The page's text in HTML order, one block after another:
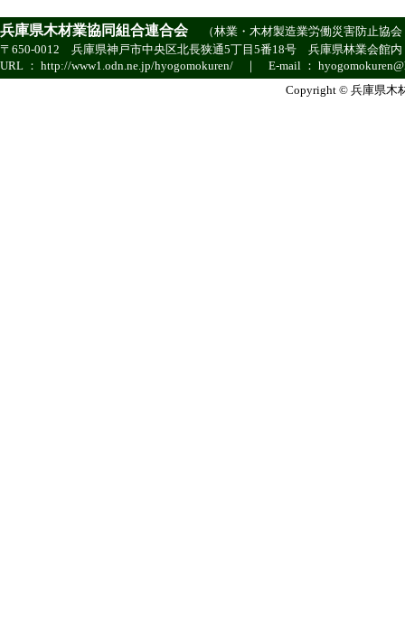
兵庫県木材業協同組合連合会 （林業・木材製造業労働災害防止協
〒650-0012 兵庫県神戸市中央区北長狭通5丁目5番18号 兵庫県林業会
URL ： http://www1.odn.ne.jp/hyogomokuren/ ｜ E-mail ：
Copyright © 兵庫県木